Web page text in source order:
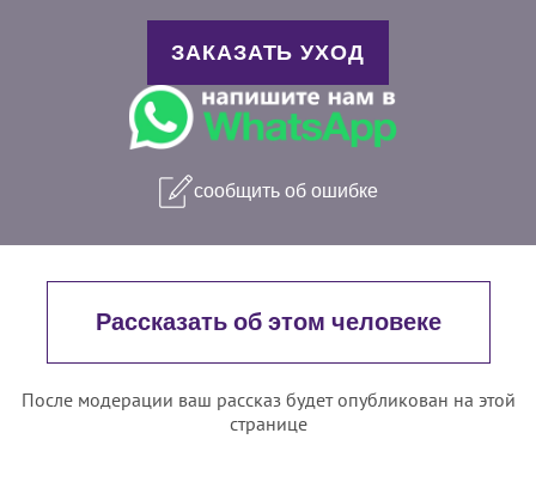
ЗАКАЗАТЬ УХОД
сообщить об ошибке
Рассказать об этом человеке
После модерации ваш рассказ будет опубликован на этой
странице